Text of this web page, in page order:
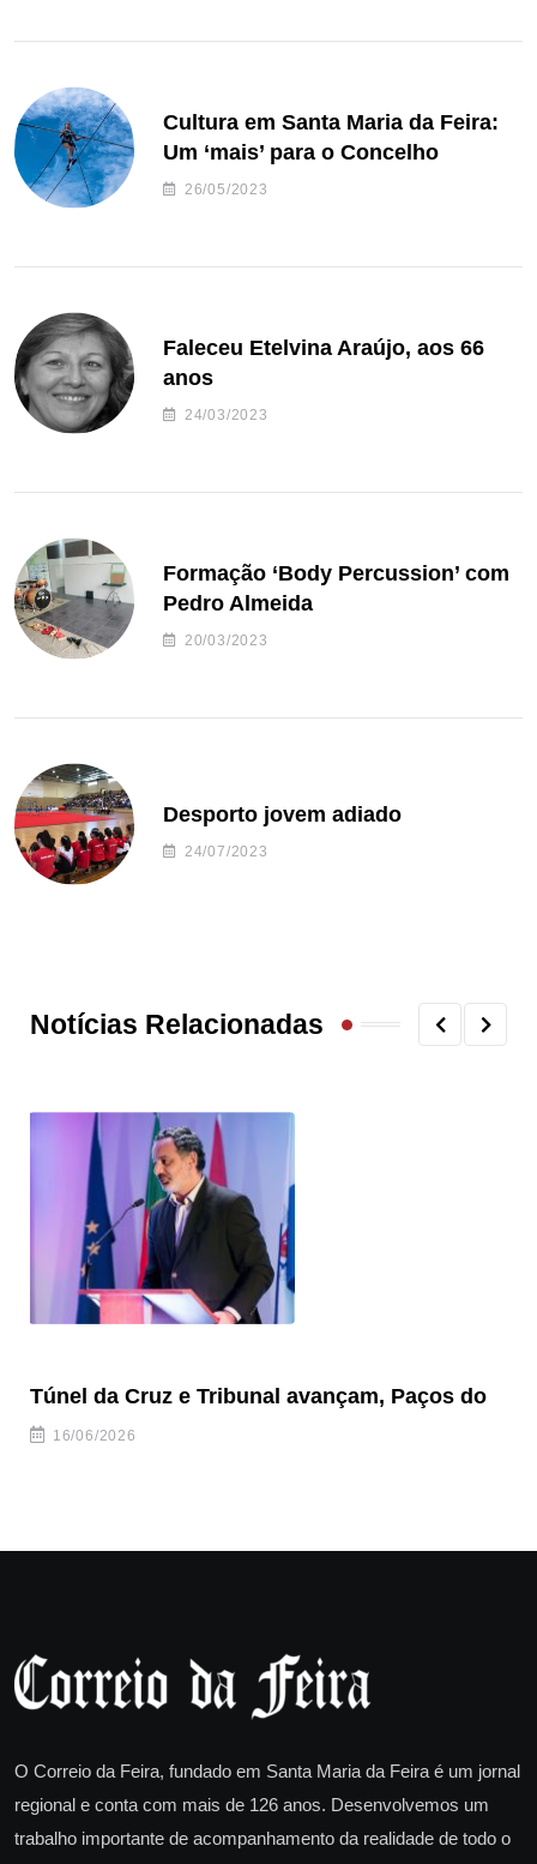
Cultura em Santa Maria da Feira:
Um ‘mais’ para o Concelho
26/05/2023
Faleceu Etelvina Araújo, aos 66
anos
24/03/2023
Formação ‘Body Percussion’ com
Pedro Almeida
20/03/2023
Desporto jovem adiado
24/07/2023
Notícias Relacionadas
Túnel da Cruz e Tribunal avançam, Paços do
16/06/2026
O Correio da Feira, fundado em Santa Maria da Feira é um jornal
regional e conta com mais de 126 anos. Desenvolvemos um
trabalho importante de acompanhamento da realidade de todo o